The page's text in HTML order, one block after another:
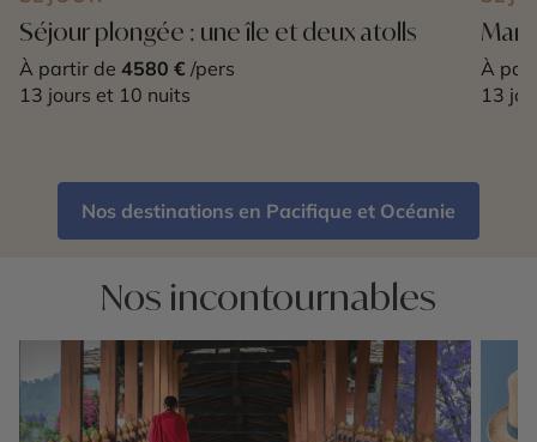
Séjour plongée : une île et deux atolls
À partir de 4580 € /pers
13 jours et 10 nuits
À
13
Nos destinations en Pacifique et Océanie
Nos incontournables